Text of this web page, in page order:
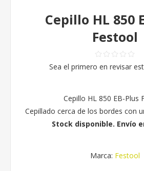
Cepillo HL 850
Festool
Sea el primero en revisar
Cepillo HL 850 EB-Plus
Cepillado cerca de los bordes con
Stock disponible. Envío
Marca: Festool